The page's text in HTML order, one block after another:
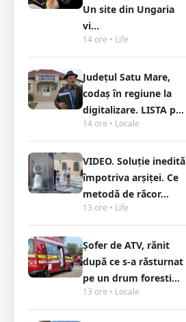
Un site din Ungaria
vi...
14 ore • Life
Județul Satu Mare,
codaș în regiune la
digitalizare. LISTA p...
14 ore • Locale
VIDEO. Soluție inedită
împotriva arșiței. Ce
metodă de răcor...
13 ore • Life
Șofer de ATV, rănit
după ce s-a răsturnat
pe un drum foresti...
13 ore • Locale